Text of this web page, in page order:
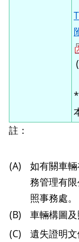
註：
(A)
如有關車
務管理有
照事務處。
(B)
車輛構圖及
(C)
遺失證明